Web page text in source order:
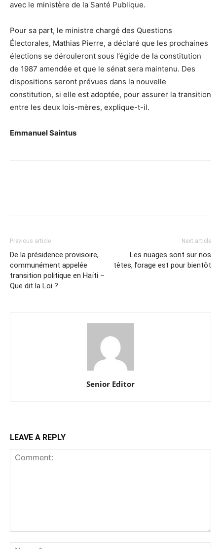
avec le ministère de la Santé Publique.
Pour sa part, le ministre chargé des Questions
Électorales, Mathias Pierre, a déclaré que les prochaines
élections se dérouleront sous l’égide de la constitution
de 1987 amendée et que le sénat sera maintenu. Des
dispositions seront prévues dans la nouvelle
constitution, si elle est adoptée, pour assurer la transition
entre les deux lois-mères, explique-t-il.
Emmanuel Saintus
Previous article
De la présidence provisoire,
communément appelée
transition politique en Haïti –
Que dit la Loi ?
Next article
Les nuages sont sur nos
têtes, l’orage est pour bientôt
Senior Editor
LEAVE A REPLY